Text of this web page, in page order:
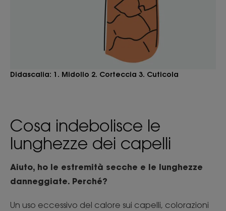
Didascalia: 1. Midollo 2. Corteccia 3. Cuticola
Cosa indebolisce le
lunghezze dei capelli
Aiuto, ho le estremità secche e le lunghezze
danneggiate. Perché?
Un uso eccessivo del calore sui capelli, colorazioni